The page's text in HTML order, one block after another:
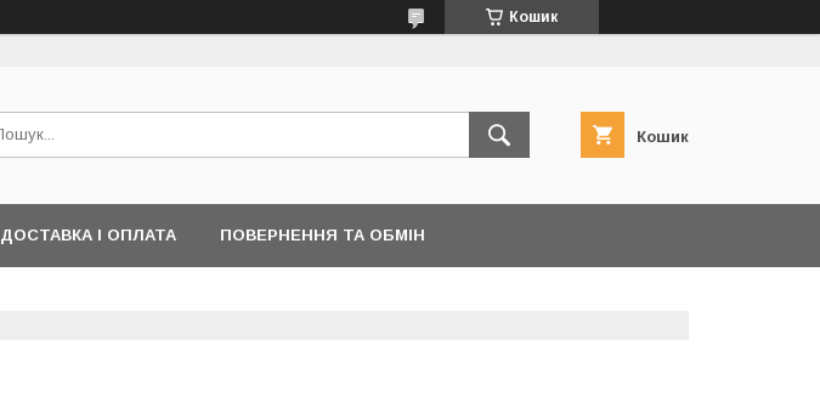
Кошик
Кошик
ДОСТАВКА І ОПЛАТА ПОВЕРНЕННЯ ТА ОБМІН